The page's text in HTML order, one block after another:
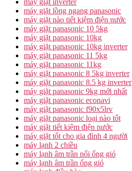
máy giặt lồng ngang panasonic
máy giặt nào tiết kiệm điện nước
máy giặt panasonic 10 5kg
máy giặt panasonic 10kg
máy giặt panasonic 10kg inverter
máy giặt panasonic 11 5kg
máy giặt panasonic 11kg
máy giặt panasonic 8 5kg inverter
máy giặt panasonic 8.5 kg inverter
máy giặt panasonic 9kg mới nhất
máy giặt panasonic econavi
máy giặt panasonic f90x5lrv
máy giặt panasonic loại nào tốt
máy giặt tiết kiệm điện nước
máy giặt tốt cho gia đình 4 người
máy lạnh 2 chiều
máy lạnh âm trần nối ống gió
máy lạnh âm trần ống gió